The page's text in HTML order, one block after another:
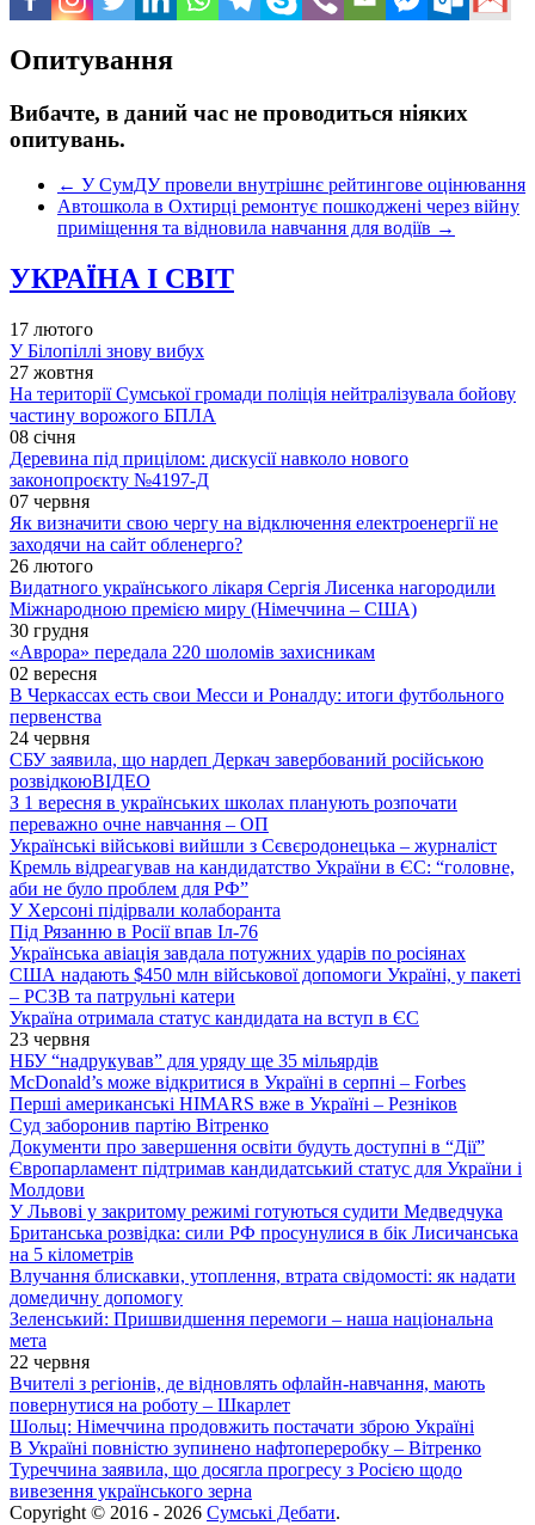
Опитування
Вибачте, в даний час не проводиться ніяких
опитувань.
← У СумДУ провели внутрішнє рейтингове оцінювання
Автошкола в Охтирці ремонтує пошкоджені через війну
приміщення та відновила навчання для водіїв →
УКРАЇНА І СВІТ
17 лютого
У Білопіллі знову вибух
27 жовтня
На території Сумської громади поліція нейтралізувала бойову
частину ворожого БПЛА
08 січня
Деревина під прицілом: дискусії навколо нового
законопроєкту №4197-Д
07 червня
Як визначити свою чергу на відключення електроенергії не
заходячи на сайт обленерго?
26 лютого
Видатного українського лікаря Сергія Лисенка нагородили
Міжнародною премією миру (Німеччина – США)
30 грудня
«Аврора» передала 220 шоломів захисникам
02 вересня
В Черкассах есть свои Месси и Роналду: итоги футбольного
первенства
24 червня
СБУ заявила, що нардеп Деркач завербований російською
розвідкоюВІДЕО
З 1 вересня в українських школах планують розпочати
переважно очне навчання – ОП
Українські військові вийшли з Сєвєродонецька – журналіст
Кремль відреагував на кандидатство України в ЄС: “головне,
аби не було проблем для РФ”
У Херсоні підірвали колаборанта
Під Рязанню в Росії впав Іл-76
Українська авіація завдала потужних ударів по росіянах
США надають $450 млн військової допомоги Україні, у пакеті
– РСЗВ та патрульні катери
Україна отримала статус кандидата на вступ в ЄС
23 червня
НБУ “надрукував” для уряду ще 35 мільярдів
McDonald’s може відкритися в Україні в серпні – Forbes
Перші американські HIMARS вже в Україні – Резніков
Суд заборонив партію Вітренко
Документи про завершення освіти будуть доступні в “Дії”
Європарламент підтримав кандидатський статус для України і
Молдови
У Львові у закритому режимі готуються судити Медведчука
Британська розвідка: сили РФ просунулися в бік Лисичанська
на 5 кілометрів
Влучання блискавки, утоплення, втрата свідомості: як надати
домедичну допомогу
Зеленський: Пришвидшення перемоги – наша національна
мета
22 червня
Вчителі з регіонів, де відновлять офлайн-навчання, мають
повернутися на роботу – Шкарлет
Шольц: Німеччина продовжить постачати зброю Україні
В Україні повністю зупинено нафтопереробку – Вітренко
Туреччина заявила, що досягла прогресу з Росією щодо
вивезення українського зерна
Copyright © 2016 - 2026 Сумські Дебати.